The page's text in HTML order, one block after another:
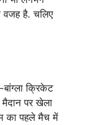
वजह है. चलिए
क्रिकेट
पर खेला
का पहले मैच में